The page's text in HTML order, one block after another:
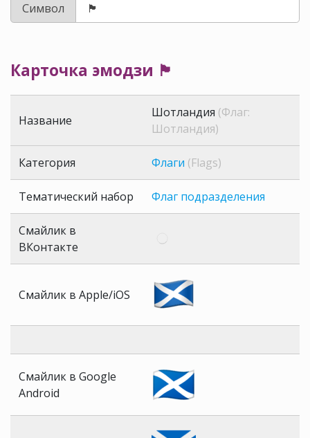
Символ
Карточка эмодзи 🏴󠁧󠁢󠁳󠁣󠁴󠁿
Название
Шотландия (Флаг:
Шотландия)
Категория Флаги (Flags)
Тематический набор Флаг подразделения
Смайлик в
ВКонтакте
Смайлик в Apple/iOS
Смайлик в Google
Android